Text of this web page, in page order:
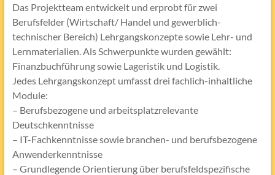
Das Projektteam entwickelt und erprobt für zwei
Berufsfelder (Wirtschaft/ Handel und gewerblich-
technischer Bereich) Lehrgangskonzepte sowie Lehr- und
Lernmaterialien. Als Schwerpunkte wurden gewählt:
Finanzbuchführung sowie Lageristik und Logistik.
Jedes Lehrgangskonzept umfasst drei fachlich-inhaltliche
Module:
– Berufsbezogene und arbeitsplatzrelevante
Deutschkenntnisse
– IT-Fachkenntnisse sowie branchen- und berufsbezogene
Anwenderkenntnisse
– Grundlegende Orientierung über berufsfeldspezifische